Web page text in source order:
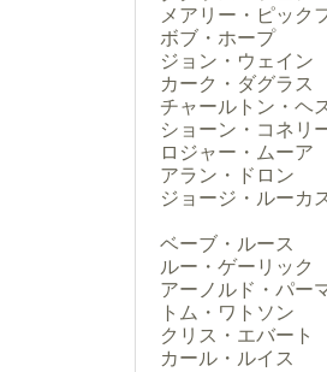
メアリー・ピック
ボブ・ホープ
ジョン・ウェイン
カーク・ダグラス
チャールトン・ヘ
ショーン・コネリ
ロジャー・ムーア
アラン・ドロン
ジョージ・ルーカ
ベーブ・ルース
ルー・ゲーリック
アーノルド・パー
トム・ワトソン
クリス・エバート
カール・ルイス